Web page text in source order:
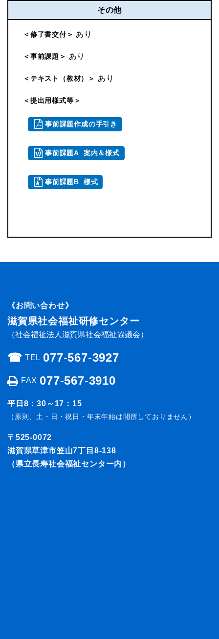
その他
＜修了書交付＞ あり
＜事前課題＞ あり
＜テキスト（教材）＞ あり
＜提出用様式等＞
事前課題作成の手引き
事前課題A_案内＆様式
事前課題B_様式
《お問い合わせ》
滋賀県社会福祉研修センター
（社会福祉法人滋賀県社会福祉協議会）
☎︎ TEL 077-567-3927
FAX 077-567-3910
平日8：30～17：15
（原則、土・日・祝日・年末年始は開所しておりません）
〒525-0072
滋賀県草津市笠山7丁目8-138
（県立長寿社会福祉センター内）